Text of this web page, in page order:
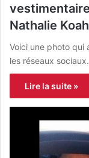
Nathalie
Voici une photo qui
les réseaux
Lire la suite »